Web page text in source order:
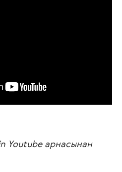
Youtube арнасынан